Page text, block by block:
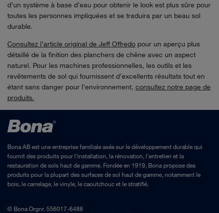
d’un système à base d’eau pour obtenir le look est plus sûre pour
toutes les personnes impliquées et se traduira par un beau sol
durable.
Consultez l’article original de Jeff Offredo pour un aperçu plus
détaillé de la finition des planchers de chêne avec un aspect
naturel. Pour les machines professionnelles, les outils et les
revêtements de sol qui fournissent d’excellents résultats tout en
étant sans danger pour l’environnement, consultez notre page de
produits.
Bona AB est une entreprise familiale axée sur le développement durable qui
fournit des produits pour l'installation, la rénovation, l'entretien et la
restauration de sols haut de gamme. Fondée en 1919, Bona propose des
produits pour la plupart des surfaces de sol haut de gamme, notamment le
bois, le carrelage, le vinyle, le caoutchouc et le stratifié.
© Bona Orgnr. 556017-6488